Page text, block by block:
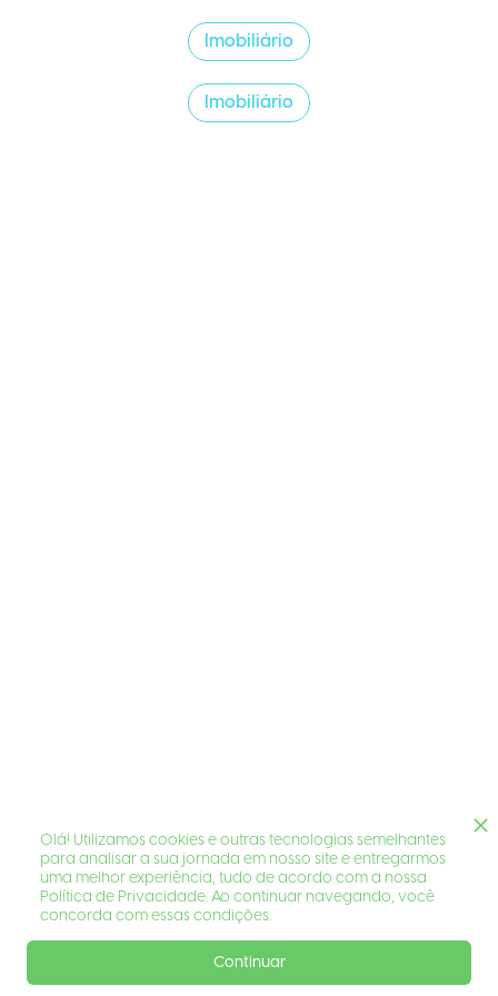
Imobiliário
Imobiliário
Olá! Utilizamos cookies e outras tecnologias semelhantes
para analisar a sua jornada em nosso site e entregarmos
uma melhor experiência, tudo de acordo com a nossa
Política de Privacidade. Ao continuar navegando, você
concorda com essas condições.
Continuar